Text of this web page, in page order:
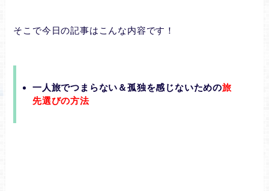
そこで今日の記事はこんな内容です！
一人旅でつまらない＆孤独を感じないための旅
先選びの方法